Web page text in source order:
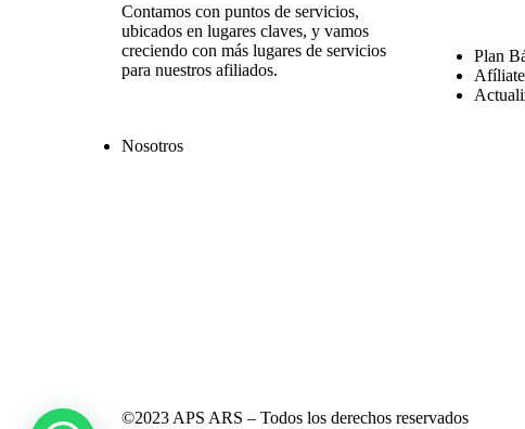
Contamos con puntos de servicios,
ubicados en lugares claves, y vamos
creciendo con más lugares de servicios
para nuestros afiliados.
Nosotros
Plan
Afíliate
©2023 APS ARS – Todos los derechos reservados